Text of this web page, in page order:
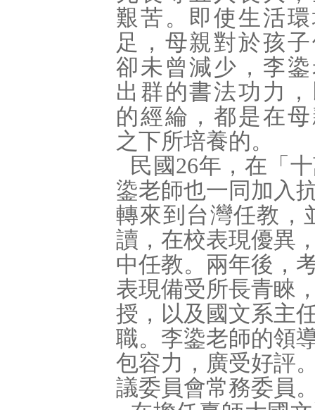
艱苦。即使生活
足，母親對於孩
卻未曾減少，李
出群的書法功力
的經綸，都是在
之下所培養的。
民國 26年，在「
鍌老師也一同加入
轉來到台灣任教，
讀，在校表現優異
中任教。兩年後，
表現備受所長青睞
授，以及國文系主
職。李鍌老師的領
包容力，廣受好評
議委員會常務委員